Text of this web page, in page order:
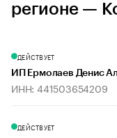
регионе —
ДЕЙСТВУЕТ
ИП Ермолаев Денис
ИНН: 441503654209
ДЕЙСТВУЕТ